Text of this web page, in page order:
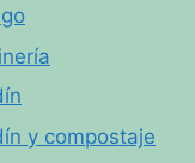
y compostaje